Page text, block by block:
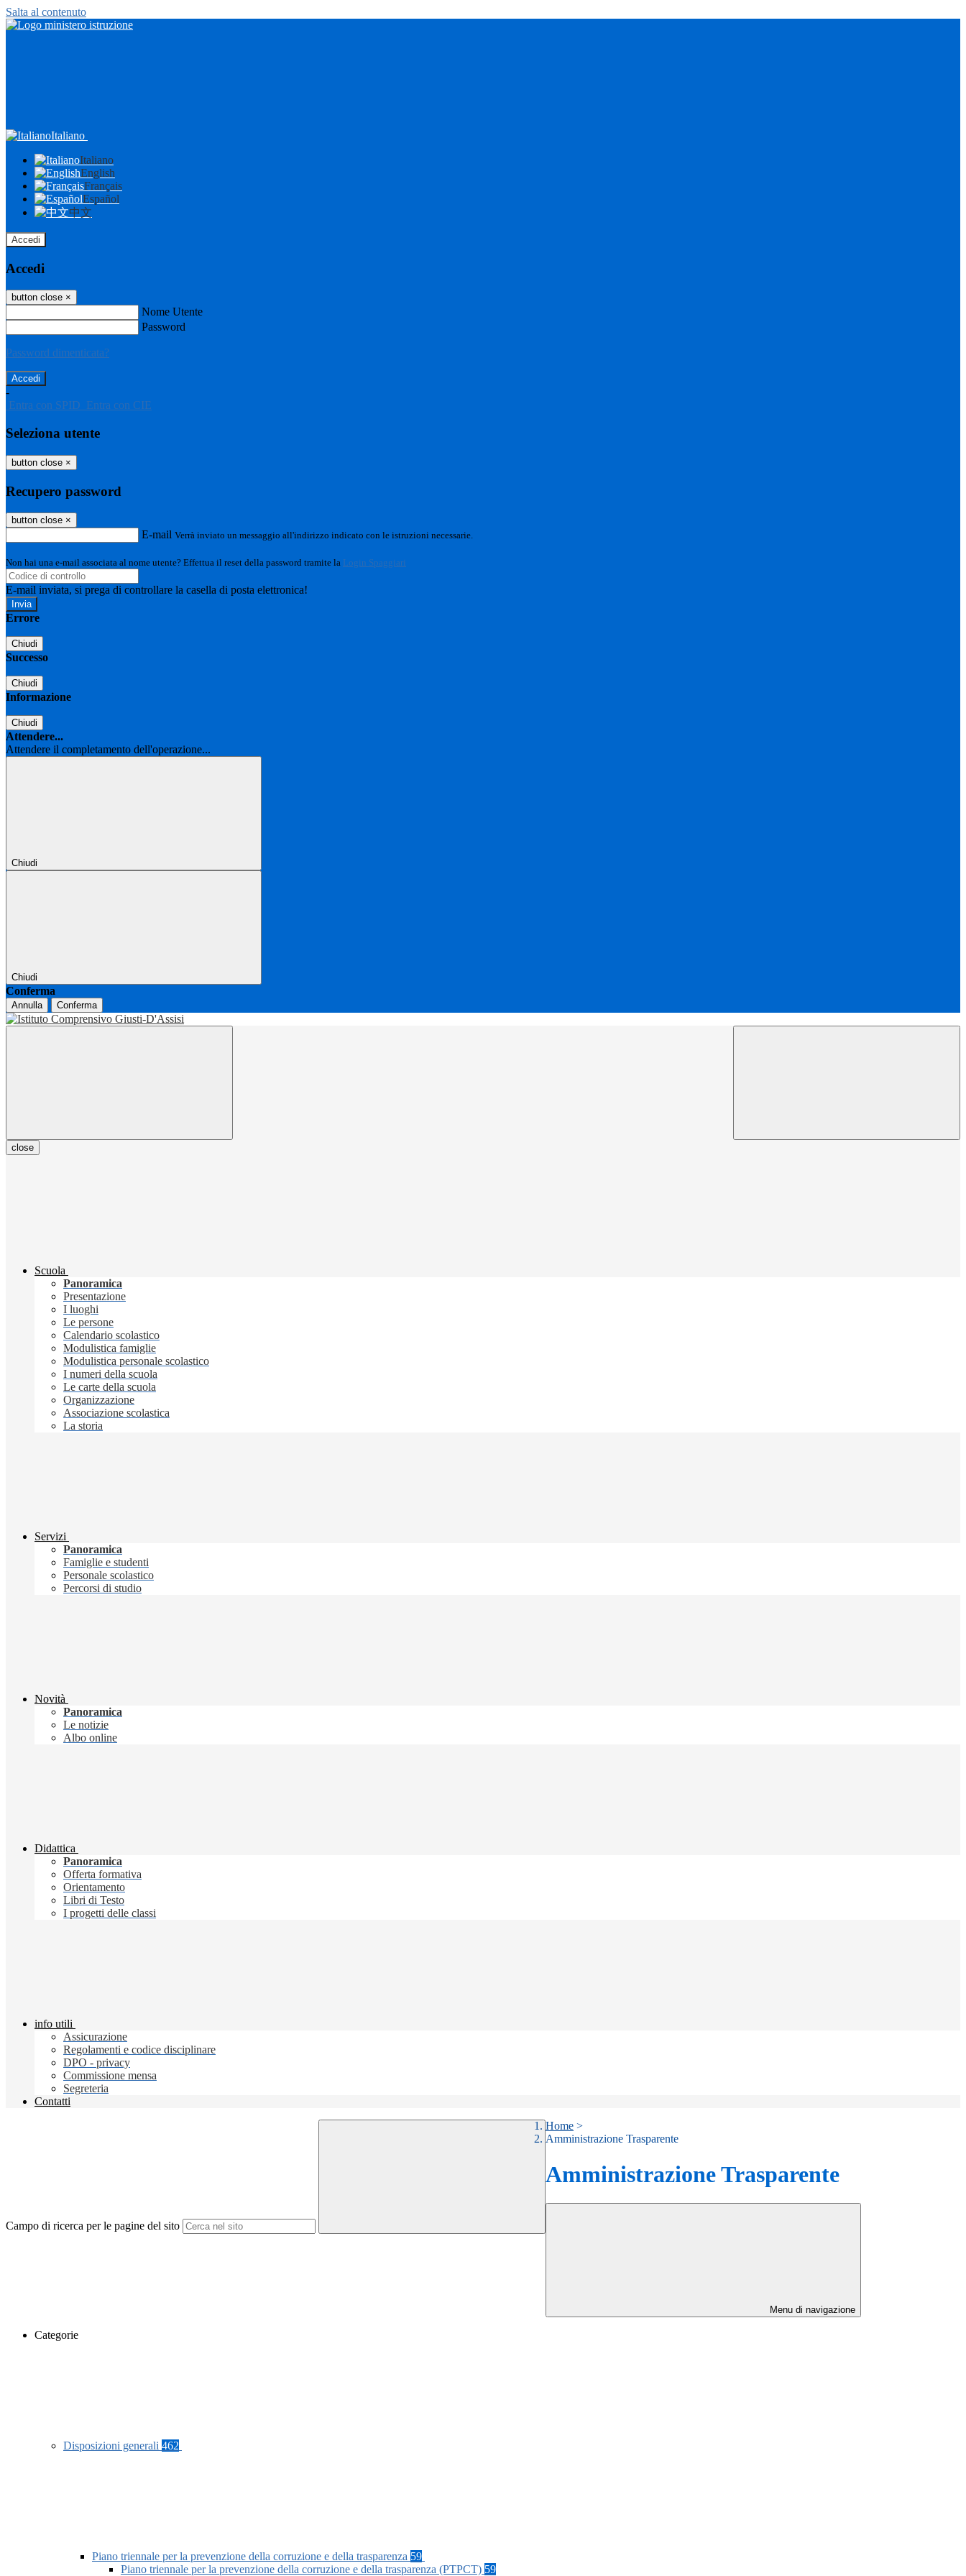
Salta al contenuto
Italiano
Italiano
English
Français
Español
中文
Accedi
Accedi
button close ×
Nome Utente
Password
Password dimenticata?
-
Entra con SPID Entra con CIE
Seleziona utente
button close ×
Recupero password
button close ×
E-mail Verrà inviato un messaggio all'indirizzo indicato con le istruzioni necessarie.
Non hai una e-mail associata al nome utente? Effettua il reset della password tramite la Login Spaggiari
E-mail inviata, si prega di controllare la casella di posta elettronica!
Errore
Chiudi
Successo
Chiudi
Informazione
Chiudi
Attendere...
Attendere il completamento dell'operazione...
Chiudi
Chiudi
Conferma
Annulla Conferma
close
Scuola
Panoramica
Presentazione
I luoghi
Le persone
Calendario scolastico
Modulistica famiglie
Modulistica personale scolastico
I numeri della scuola
Le carte della scuola
Organizzazione
Associazione scolastica
La storia
Servizi
Panoramica
Famiglie e studenti
Personale scolastico
Percorsi di studio
Novità
Panoramica
Le notizie
Albo online
Didattica
Panoramica
Offerta formativa
Orientamento
Libri di Testo
I progetti delle classi
info utili
Assicurazione
Regolamenti e codice disciplinare
DPO - privacy
Commissione mensa
Segreteria
Contatti
Campo di ricerca per le pagine del sito
Home >
Amministrazione Trasparente
Amministrazione Trasparente
Menu di navigazione
Categorie
Disposizioni generali 462
Piano triennale per la prevenzione della corruzione e della trasparenza 59
Piano triennale per la prevenzione della corruzione e della trasparenza (PTPCT) 59